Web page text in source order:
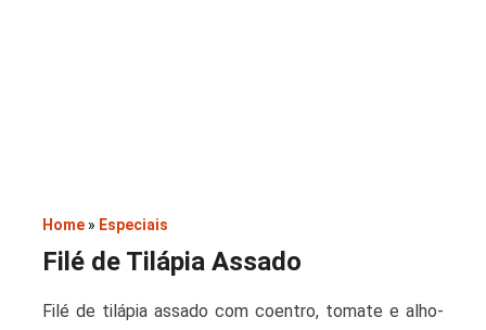
Home » Especiais
Filé de Tilápia Assado
Filé de tilápia assado com coentro, tomate e alho-